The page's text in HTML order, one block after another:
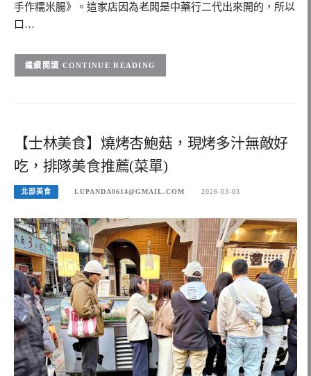
手作糯米腸》。這家店因為老闆是中藥行二代出來開的，所以
口…
CONTINUE READING
【士林美食】燒烤杏鮑菇，現烤多汁無敵好
吃，排隊美食推薦(菜單)
北部美食 LUPANDA0614@GMAIL.COM 2026-03-03